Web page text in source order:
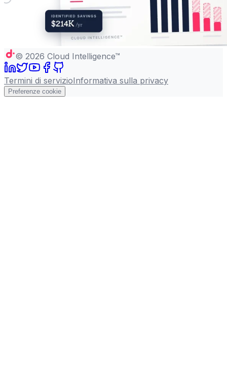
© 2026 Cloud Intelligence™
Termini di servizioInformativa sulla privacy
Preferenze cookie